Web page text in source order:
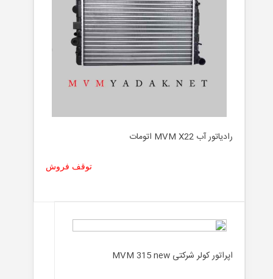
رادیاتور آب MVM X22 اتومات
توقف فروش
اپراتور کولر شرکتی MVM 315 new